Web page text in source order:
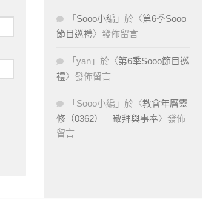
「 Sooo小編 」於〈第6季Sooo
節目巡禮〉發佈留言
「 yan 」於〈第6季Sooo節目巡
禮〉發佈留言
「 Sooo小編 」於〈教會年曆靈
修（0362） – 敬拜與事奉〉發佈
留言